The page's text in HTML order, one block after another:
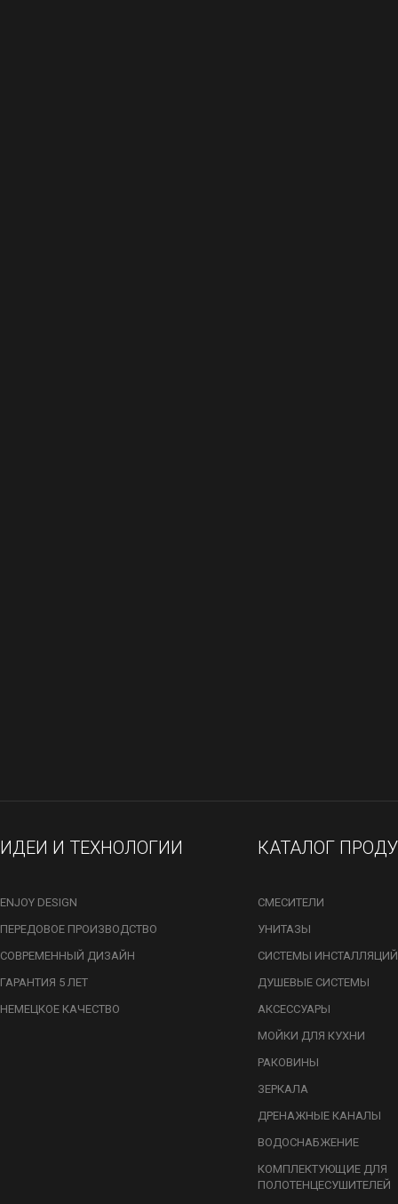
ИДЕИ И ТЕХНОЛОГИИ
ENJOY DESIGN
ПЕРЕДОВОЕ ПРОИЗВОДСТВО
СОВРЕМЕННЫЙ ДИЗАЙН
ГАРАНТИЯ 5 ЛЕТ
НЕМЕЦКОЕ КАЧЕСТВО
КАТАЛОГ
СМЕСИТЕЛИ
УНИТАЗЫ
СИСТЕМЫ ИНСТАЛЛЯЦИЙ
ДУШЕВЫЕ СИСТЕМЫ
АКСЕССУАРЫ
МОЙКИ ДЛЯ КУХНИ
РАКОВИНЫ
ЗЕРКАЛА
ДРЕНАЖНЫЕ КАНАЛЫ
ВОДОСНАБЖЕНИЕ
КОМПЛЕКТУЮЩИЕ ДЛЯ
ПОЛОТЕНЦЕСУШИТЕЛЕЙ